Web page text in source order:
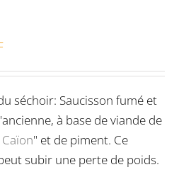
séchoir: Saucisson fumé et
à base de viande de
" et de piment. Ce
subir une perte de poids.